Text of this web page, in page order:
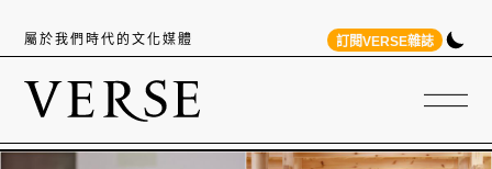
屬於我們時代的文化媒體 訂閱VERSE雜誌